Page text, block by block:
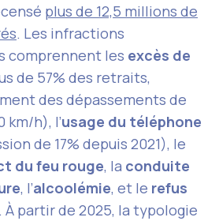
plus de 12,5 millions de
. Les infractions
comprennent les excès de
de 57% des retraits,
des dépassements de
km/h), l’usage du téléphone
de 17% depuis 2021), le
du feu rouge, la conduite
, l’alcoolémie, et le refus
. À partir de 2025, la typologie